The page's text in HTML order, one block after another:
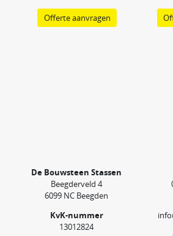
Offerte aanvragen
De Bouwsteen Stassen
Beegderveld 4
6099 NC Beegden
KvK-nummer
13012824